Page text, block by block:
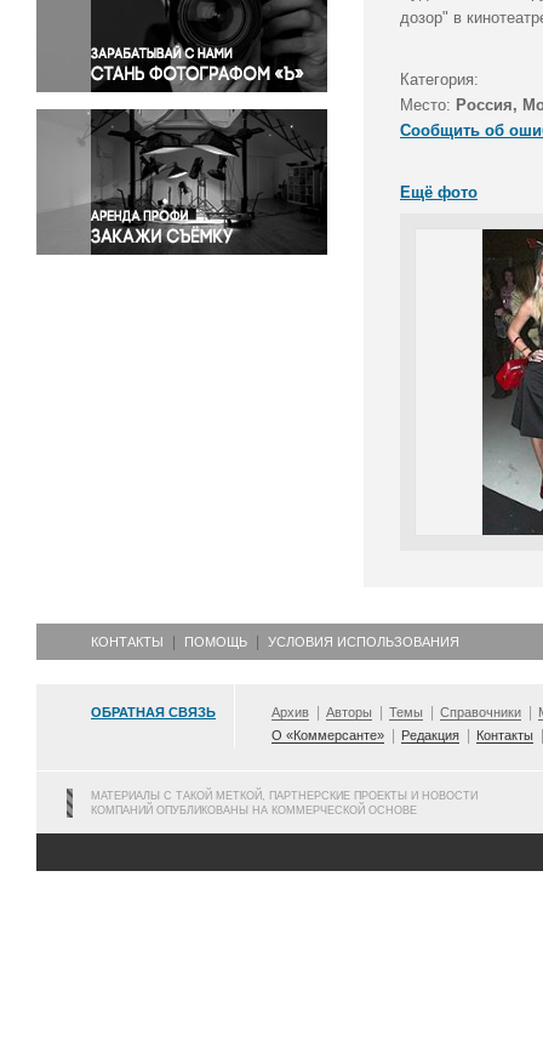
Правосудие
Происшествия и конфликты
Религия
Светская жизнь
Спорт
Экология
Экономика и бизнес
дозор" в
Категория:
Место: Россия,
Сообщить об
Ещё фото
КОНТАКТЫ ПОМОЩЬ УСЛОВИЯ ИСПОЛЬЗОВАНИЯ
ОБРАТНАЯ СВЯЗЬ Архив Авторы Темы Справочники
О «Коммерсанте»
Редакция Контакты
МАТЕРИАЛЫ С ТАКОЙ МЕТКОЙ, ПАРТНЕРСКИЕ ПРОЕКТЫ И НОВОСТИ
КОМПАНИЙ ОПУБЛИКОВАНЫ НА КОММЕРЧЕСКОЙ ОСНОВЕ